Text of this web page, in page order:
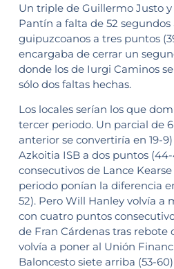
Un triple de Guillermo Justo
Pantín a falta de 52 segundos
guipuzcoanos a tres puntos
encargaba de cerrar un
donde los de Iurgi Caminos
sólo dos faltas hechas.
Los locales serían los que
tercer periodo. Un parcial de
anterior se convertiría en 19-
Azkoitia ISB a dos puntos
consecutivos de Lance
periodo ponían la diferencia
52). Pero Will Hanley volvía a
con cuatro puntos
de Fran Cárdenas tras rebote
volvía a poner al Unión
Baloncesto siete arriba (53-